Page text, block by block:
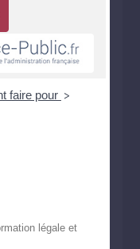
faire pour >
légale et